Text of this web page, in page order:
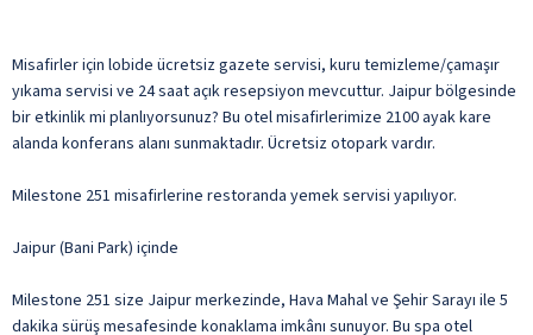
Misafirler için lobide ücretsiz gazete servisi, kuru temizleme/çamaşır
yıkama servisi ve 24 saat açık resepsiyon mevcuttur. Jaipur bölgesinde
bir etkinlik mi planlıyorsunuz? Bu otel misafirlerimize 2100 ayak kare
alanda konferans alanı sunmaktadır. Ücretsiz otopark vardır.
Milestone 251 misafirlerine restoranda yemek servisi yapılıyor.
Jaipur (Bani Park) içinde
Milestone 251 size Jaipur merkezinde, Hava Mahal ve Şehir Sarayı ile 5
dakika sürüş mesafesinde konaklama imkânı sunuyor. Bu spa otel